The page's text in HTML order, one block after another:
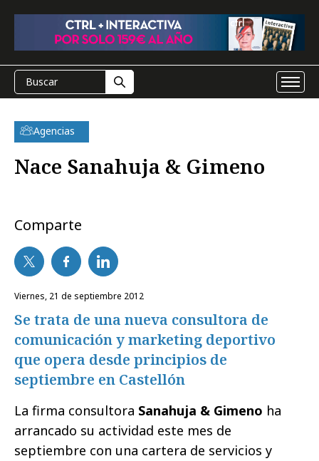
Agencias
Nace Sanahuja & Gimeno
Comparte
viernes, 21 de septiembre 2012
Se trata de una nueva consultora de
comunicación y marketing deportivo
que opera desde principios de
septiembre en Castellón
La firma consultora Sanahuja & Gimeno ha
arrancado su actividad este mes de
septiembre con una cartera de servicios y